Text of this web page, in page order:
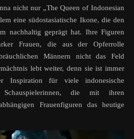
nicht nur „The Queen of Indonesian
eine südostasiatische Ikone, die den
nachhaltig geprägt hat. Ihre Figuren
Frauen, die aus der Opferrolle
Männern nicht das Feld
lebt weiter, denn sie ist immer
Inspiration für viele indonesische
Schauspielerinnen, die mit ihren
Frauenfiguren das heutige